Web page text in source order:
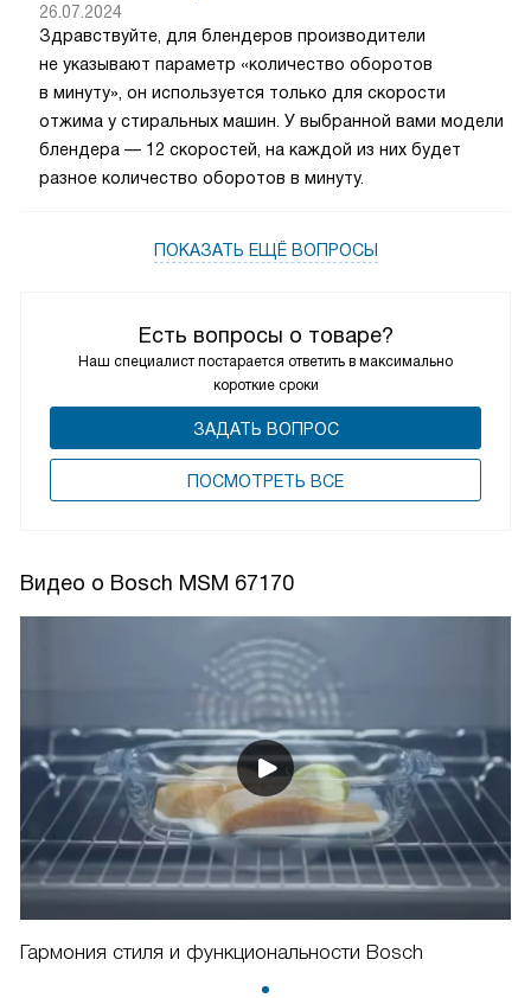
Есть вопросы о товаре?
Наш специалист постарается ответить в максимально
короткие сроки
ЗАДАТЬ ВОПРОС
ПОCМОТРЕТЬ ВСЕ
26.07.2024
Здравствуйте, для блендеров производители
не указывают параметр «количество оборотов
в минуту», он используется только для скорости
отжима у стиральных машин. У выбранной вами модели
блендера — 12 скоростей, на каждой из них будет
разное количество оборотов в минуту.
ПОКАЗАТЬ ЕЩЁ ВОПРОСЫ
Видео о Bosch MSM 67170
Гармония стиля и функциональности Bosch